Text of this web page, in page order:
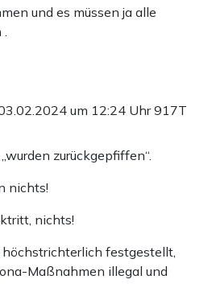
und es müssen ja alle
.
um 12:24 Uhr917T
zurückgepfiffen“.
nichts!
nichts!
höchstrichterlich festgestellt,
Maßnahmen illegal und